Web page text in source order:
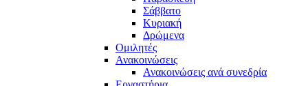
Σάββατο
Κυριακή
Δρώμενα
Ομιλητές
Ανακοινώσεις
Ανακοινώσεις ανά συνεδρία